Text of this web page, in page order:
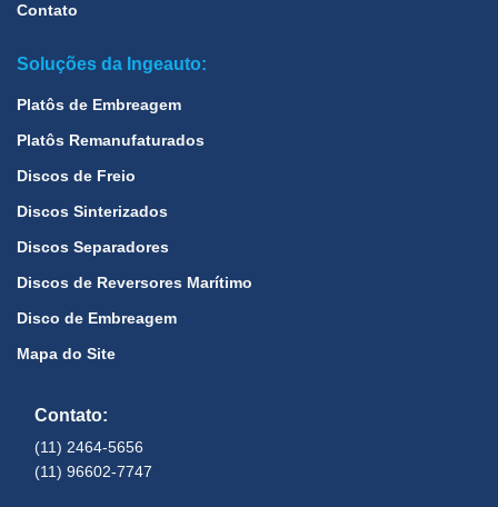
Contato
Soluções da Ingeauto:
Platôs de Embreagem
Platôs Remanufaturados
Discos de Freio
Discos Sinterizados
Discos Separadores
Discos de Reversores Marítimo
Disco de Embreagem
Mapa do Site
Contato:
(11) 2464-5656
(11) 96602-7747